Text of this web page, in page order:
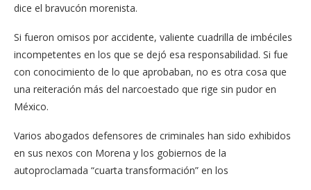
dice el bravucón morenista.
Si fueron omisos por accidente, valiente cuadrilla de imbéciles
incompetentes en los que se dejó esa responsabilidad. Si fue
con conocimiento de lo que aprobaban, no es otra cosa que
una reiteración más del narcoestado que rige sin pudor en
México.
Varios abogados defensores de criminales han sido exhibidos
en sus nexos con Morena y los gobiernos de la
autoproclamada “cuarta transformación” en los